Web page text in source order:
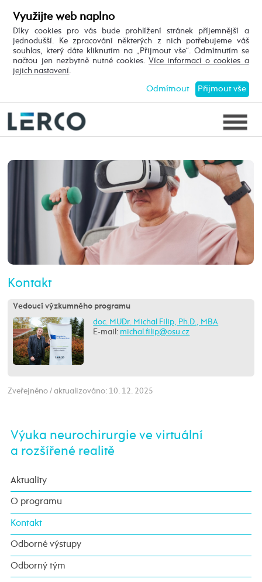
Využijte web naplno
Díky cookies pro vás bude prohlížení stránek příjemnější a
jednodušší. Ke zpracování některých z nich potřebujeme váš
souhlas, který dáte kliknutím na „Přijmout vše“. Odmítnutím se
načtou jen nezbytně nutné cookies.Více informací o cookies a
jejich nastavení
Přijmout vše
Odmítnout
Kontakt
Vedoucí výzkumného programu
doc. MUDr. Michal Filip, Ph.D., MBA
E-mail:
Zveřejněno / aktualizováno: 10. 12. 2025
Výuka neurochirurgie ve virtuální
a rozšířené realitě
Aktuality
O programu
Kontakt
Odborné výstupy
Odborný tým